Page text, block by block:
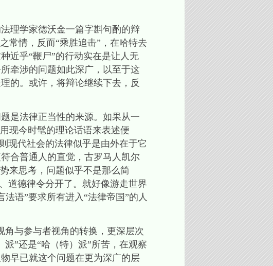
理学家德沃金一篇字斟句酌的辩
常情，反而“乘胜追击”，在哈特去
近乎“鞭尸”的行动实在是让人无
牵涉的问题如此深广，以至于这
的。或许，将辩论继续下去，反
是法律正当性的来源。如果从一
现今时髦的理论话语来表述便
现代社会的法律似乎是由外在于它
合普通人的直觉，古罗马人凯尔
来思考，问题似乎不是那么简
道德律令分开了。就好像游走世界
法语”要求所有进入“法律帝国”的人
角与参与者视角的转换，更深层次
”还是“哈（特）派”所苦，在观察
早已就这个问题在更为深广的层